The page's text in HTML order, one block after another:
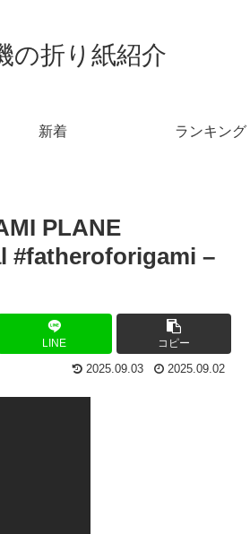
の折り紙紹介
新着 ランキング
PLANE
#fatheroforigami –
LINE コピー
2025.09.03 2025.09.02